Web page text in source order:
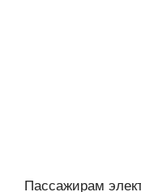
Пассажирам